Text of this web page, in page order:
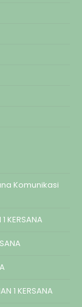
Komunikasi
KERSANA
1 KERSANA